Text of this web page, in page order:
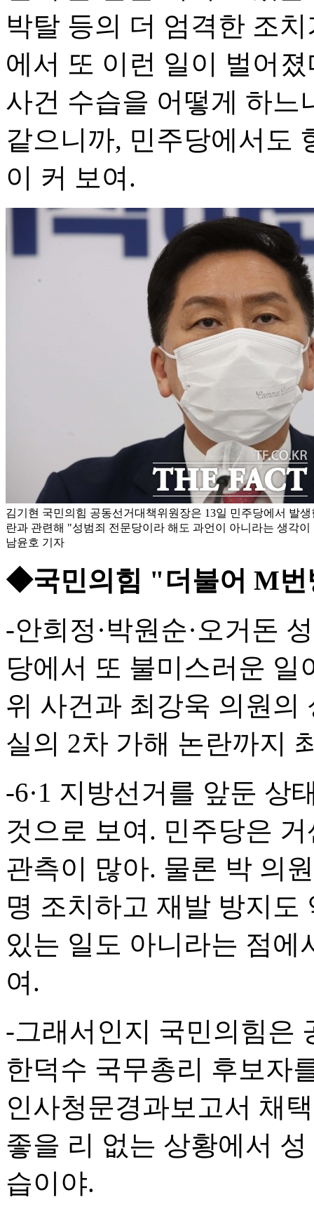
박탈 등의 더 엄격한 조
에서 또 이런 일이 벌어
사건 수습을 어떻게 하느
같으니까, 민주당에서도
이 커 보여.
김기현 국민의힘 공동선거대책위원장은 13일 민주당에서 발
란과 관련해 "성범죄 전문당이라 해도 과언이 아니라는 생각
남윤호 기자
◆국민의힘 "더불어 M
-안희정·박원순·오거돈
당에서 또 불미스러운 일
위 사건과 최강욱 의원의
실의 2차 가해 논란까지
-6·1 지방선거를 앞둔 상
것으로 보여. 민주당은
관측이 많아. 물론 박 의
명 조치하고 재발 방지도
있는 일도 아니라는 점에
여.
-그래서인지 국민의힘은
한덕수 국무총리 후보자
인사청문경과보고서 채
좋을 리 없는 상황에서
습이야.